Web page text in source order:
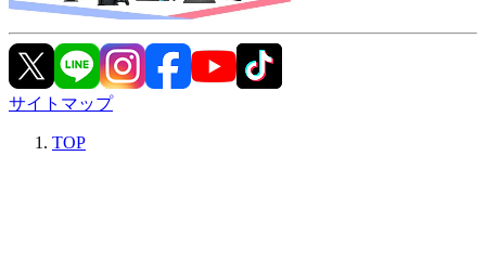
サイトマップ
TOP